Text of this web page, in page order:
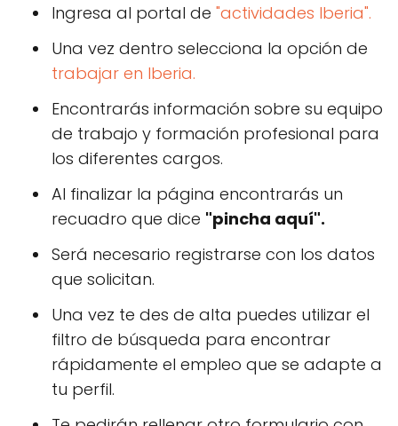
Ingresa al portal de "actividades Iberia".
Una vez dentro selecciona la opción de
trabajar en Iberia.
Encontrarás información sobre su equipo
de trabajo y formación profesional para
los diferentes cargos.
Al finalizar la página encontrarás un
recuadro que dice "pincha aquí".
Será necesario registrarse con los datos
que solicitan.
Una vez te des de alta puedes utilizar el
filtro de búsqueda para encontrar
rápidamente el empleo que se adapte a
tu perfil.